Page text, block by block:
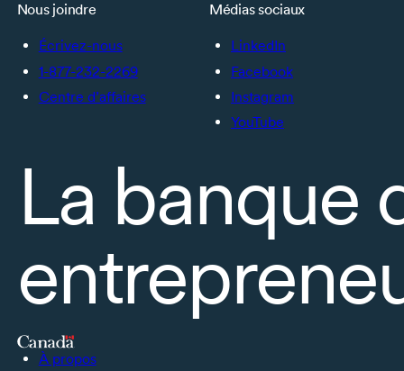
Nous joindre
Écrivez-nous
1-877-232-2269
Centre d’affaires
Médias sociaux
LinkedIn
Facebook
Instagram
YouTube
La banque
À propos